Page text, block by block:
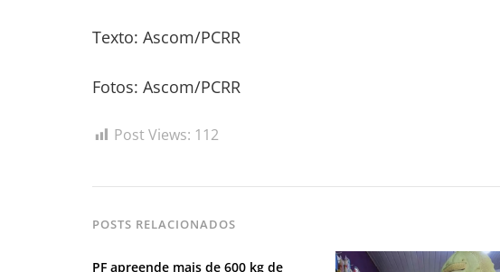
Texto: Ascom/PCRR
Fotos: Ascom/PCRR
Post Views: 112
POSTS RELACIONADOS
PF apreende mais de 600 kg de